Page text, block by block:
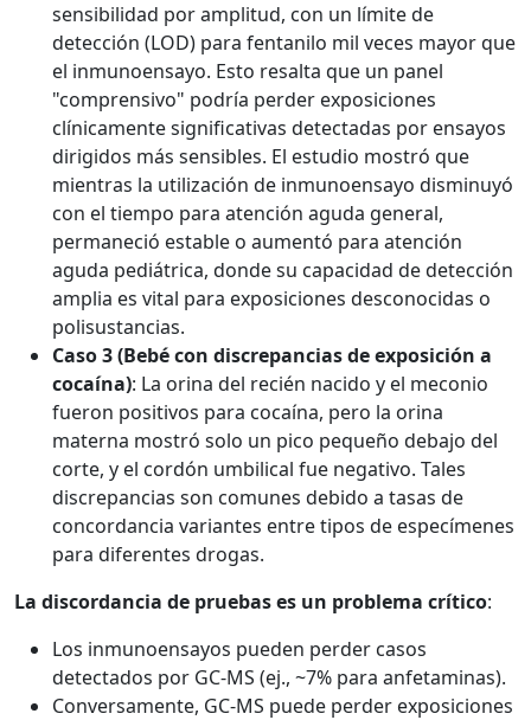
sensibilidad por amplitud, con un límite de
detección (LOD) para fentanilo mil veces mayor que
el inmunoensayo. Esto resalta que un panel
"comprensivo" podría perder exposiciones
clínicamente significativas detectadas por ensayos
dirigidos más sensibles. El estudio mostró que
mientras la utilización de inmunoensayo disminuyó
con el tiempo para atención aguda general,
permaneció estable o aumentó para atención
aguda pediátrica, donde su capacidad de detección
amplia es vital para exposiciones desconocidas o
polisustancias.
Caso 3 (Bebé con discrepancias de exposición a
cocaína): La orina del recién nacido y el meconio
fueron positivos para cocaína, pero la orina
materna mostró solo un pico pequeño debajo del
corte, y el cordón umbilical fue negativo. Tales
discrepancias son comunes debido a tasas de
concordancia variantes entre tipos de especímenes
para diferentes drogas.
La discordancia de pruebas es un problema crítico:
Los inmunoensayos pueden perder casos
detectados por GC-MS (ej., ~7% para anfetaminas).
Conversamente, GC-MS puede perder exposiciones